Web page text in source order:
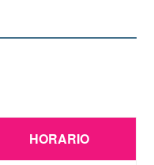
HORARIO